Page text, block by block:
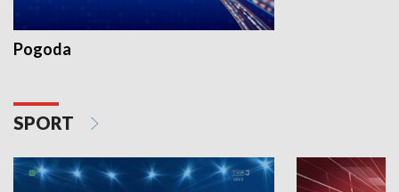
Pogoda
SPORT